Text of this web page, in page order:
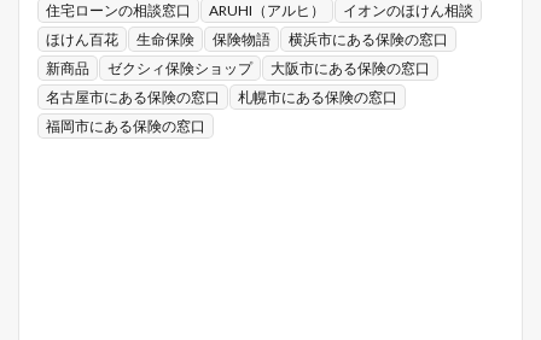
住宅ローンの相談窓口
ARUHI（アルヒ）
イオンのほけん相談
ほけん百花
生命保険 保険物語
横浜市にある保険の窓口
新商品
ゼクシィ保険ショップ
大阪市にある保険の窓口
名古屋市にある保険の窓口
札幌市にある保険の窓口
福岡市にある保険の窓口